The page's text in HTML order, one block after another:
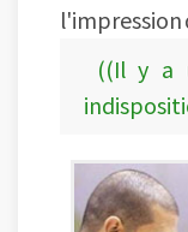
l'impression
((Il y a